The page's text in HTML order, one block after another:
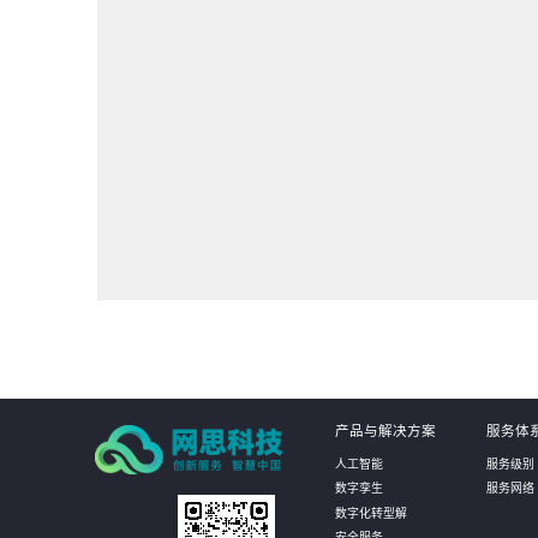
产品与解决方案
人工智能
数字孪生
数字化转型解
服务体
服务级别
服务网络